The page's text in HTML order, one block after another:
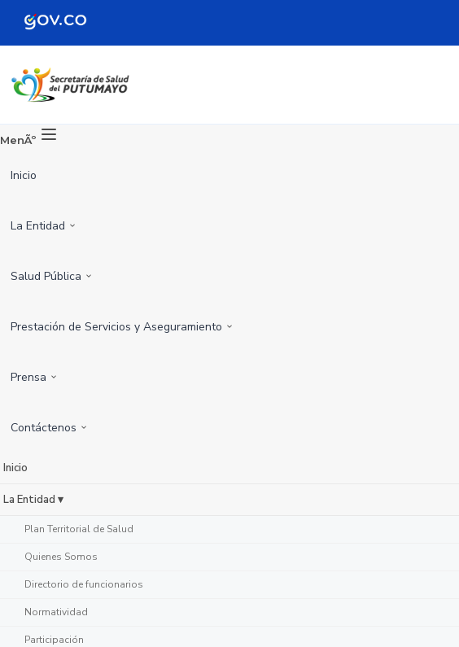
MenÃº
Inicio
La Entidad
Salud Pública
Prestación de Servicios y Aseguramiento
Prensa
Contáctenos
Inicio
La Entidad ▾
Plan Territorial de Salud
Quienes Somos
Directorio de funcionarios
Normatividad
Participación